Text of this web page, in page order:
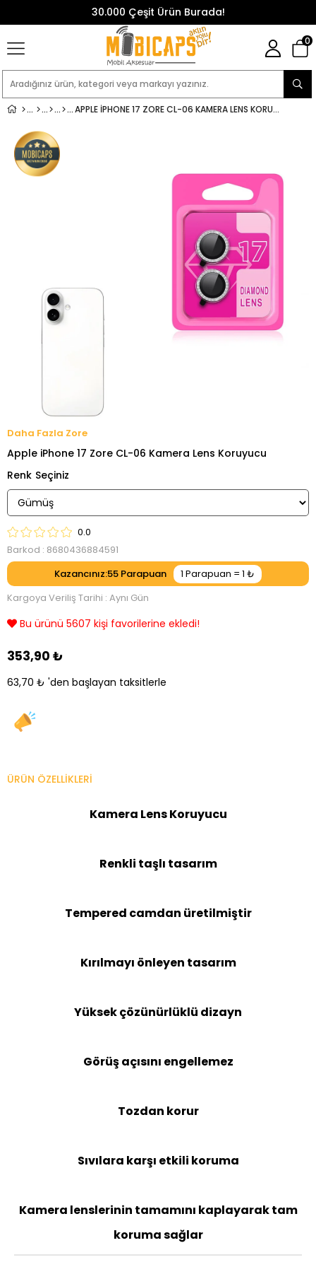
30.000 Çeşit Ürün Burada!
0
APPLE IPHONE 17 ZORE CL-06 KAMERA LENS KORUYUCU
Zore
Apple iPhone 17 Zore CL-06 Kamera Lens Koruyucu
Renk
0.0
Barkod : 8680436884591
Kazancınız:55
Kargoya Veriliş Tarihi : Aynı Gün
Bu ürünü 5607 kişi favorilerine ekledi!
353,90 ₺
63,70 ₺ 'den başlayan taksitlerle
ÜRÜN ÖZELLIKLERI
Kamera Lens Koruyucu
Renkli taşlı tasarım
Tempered camdan üretilmiştir
Kırılmayı önleyen tasarım
Yüksek çözünürlüklü dizayn
Görüş açısını engellemez
Tozdan korur
Sıvılara karşı etkili koruma
Kamera lenslerinin tamamını kaplayarak tam
koruma sağlar